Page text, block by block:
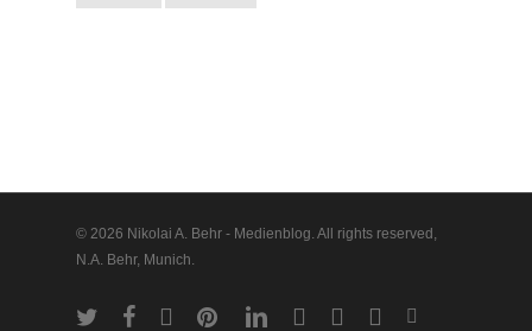
© 2026 Nikolai A. Behr - Medienblog. All rights reserved,
N.A. Behr, Munich.
twitter facebookvimeo pinterestlinkedin youtubegoogle-instagram
vine